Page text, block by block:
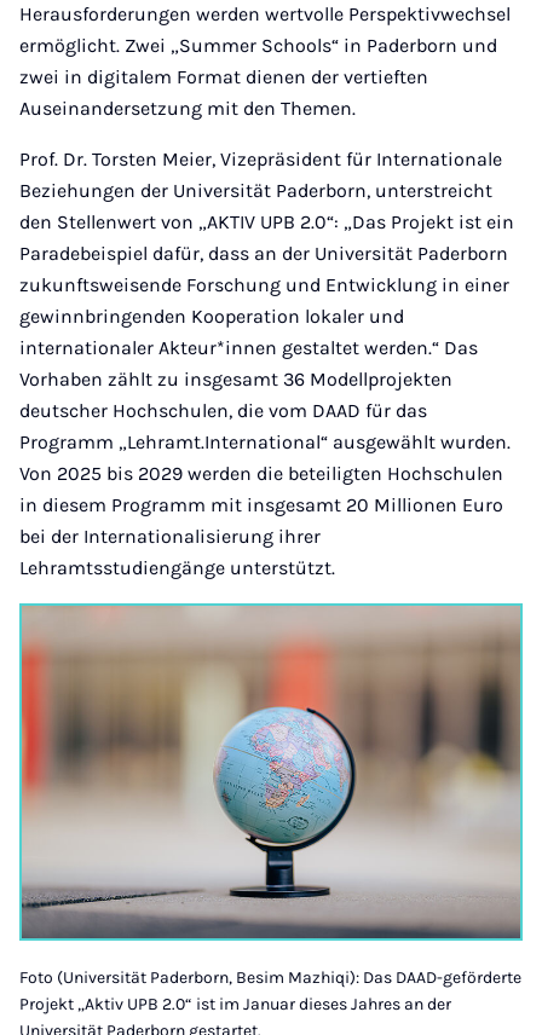
Herausforderungen werden wertvolle Perspektivwechsel
ermöglicht. Zwei „Summer Schools“ in Paderborn und
zwei in digitalem Format dienen der vertieften
Auseinandersetzung mit den Themen.
Prof. Dr. Torsten Meier, Vizepräsident für Internationale
Beziehungen der Universität Paderborn, unterstreicht
den Stellenwert von „AKTIV UPB 2.0“: „Das Projekt ist ein
Paradebeispiel dafür, dass an der Universität Paderborn
zukunftsweisende Forschung und Entwicklung in einer
gewinnbringenden Kooperation lokaler und
internationaler Akteur*innen gestaltet werden.“ Das
Vorhaben zählt zu insgesamt 36 Modellprojekten
deutscher Hochschulen, die vom DAAD für das
Programm „Lehramt.International“ ausgewählt wurden.
Von 2025 bis 2029 werden die beteiligten Hochschulen
in diesem Programm mit insgesamt 20 Millionen Euro
bei der Internationalisierung ihrer
Lehramtsstudiengänge unterstützt.
Foto (Universität Paderborn, Besim Mazhiqi): Das DAAD-geförderte
Projekt „Aktiv UPB 2.0“ ist im Januar dieses Jahres an der
Universität Paderborn gestartet.